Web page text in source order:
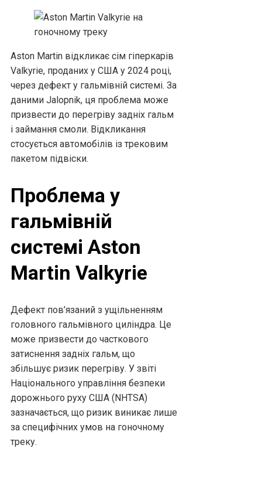
Aston Martin відкликає сім гіперкарів
Valkyrie, проданих у США у 2024 році,
через дефект у гальмівній системі. За
даними Jalopnik, ця проблема може
призвести до перегріву задніх гальм
і займання смоли. Відкликання
стосується автомобілів із трековим
пакетом підвіски.
Проблема у
гальмівній
системі Aston
Martin Valkyrie
Дефект пов’язаний з ущільненням
головного гальмівного циліндра. Це
може призвести до часткового
затиснення задніх гальм, що
збільшує ризик перегріву. У звіті
Національного управління безпеки
дорожнього руху США (NHTSA)
зазначається, що ризик виникає лише
за специфічних умов на гоночному
треку.